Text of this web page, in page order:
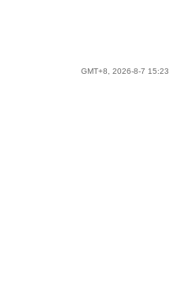
GMT+8, 2026-8-7 15:23